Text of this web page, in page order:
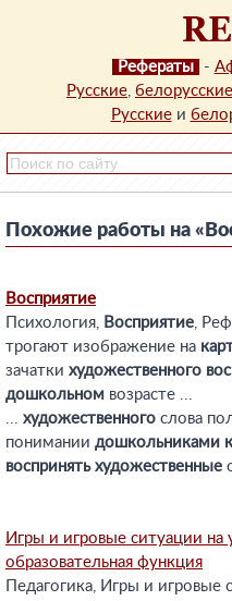
Рефераты -
Русские, белорусские
Русскиеи
Похожие работы на
Восприятие
Психология, Восприятие,
трогают изображение на
зачатки художественного
дошкольном возрасте ...
... художественного слова
понимании дошкольниками
воспринять художественные
Игры и игровые ситуации на
образовательная функция
Педагогика, Игры и игровые